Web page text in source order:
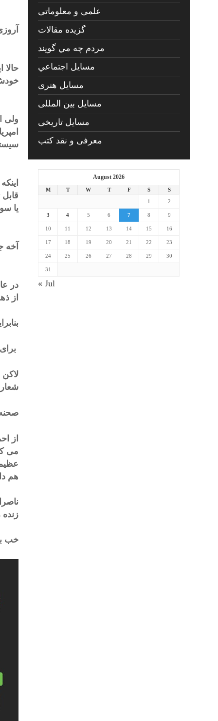
حالا
ولی
یا
آخه
در
از
از
می
هم
خب
علمی و معلوماتی
گزیده مقالات
مردم چه مي گويند
مسايل اجتماعي
مسايل هنری
مسایل بین المللی
مسایل تاریخی
معرفی و نقد کتب
August 2026
M T W T F S
S
1
2
3 4 5 6 7 8 9
10 11 12 13 14 15 16
17 18 19 20 21 22 23
24 25 26 27 28 29 30
31
« Jul